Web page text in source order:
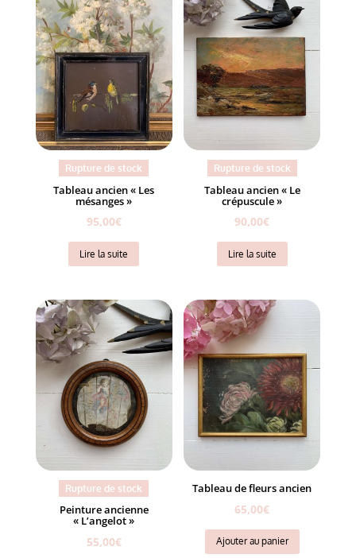
Rupture de stock
Tableau ancien « Les
mésanges »
95,00€
Lire la suite
Rupture de stock
Tableau ancien « Le
crépuscule »
90,00€
Lire la suite
Rupture de stock
Peinture ancienne
« L’angelot »
55,00€
Tableau de fleurs ancien
65,00€
Ajouter au panier